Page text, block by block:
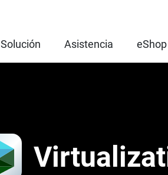
Solución Asistencia eShop